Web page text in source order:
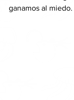
ganamos al miedo.